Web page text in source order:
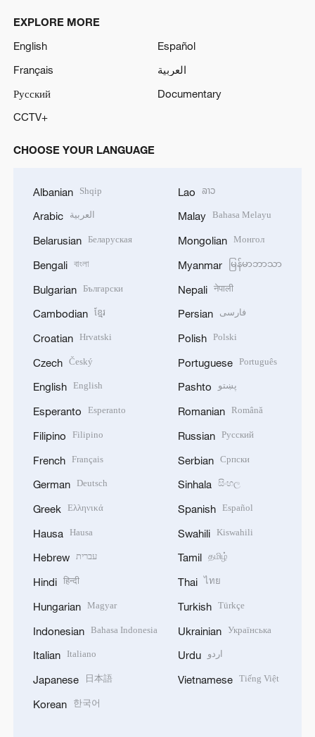
EXPLORE MORE
English
Español
Français
العربية
Русский
Documentary
CCTV+
CHOOSE YOUR LANGUAGE
Albanian Shqip
Arabic العربية
Belarusian Беларуская
Bengali বাংলা
Bulgarian Български
Cambodian ខ្មែរ
Croatian Hrvatski
Czech Český
English English
Esperanto Esperanto
Filipino Filipino
French Français
German Deutsch
Greek Ελληνικά
Hausa Hausa
Hebrew עברית
Hindi हिन्दी
Hungarian Magyar
Indonesian Bahasa Indonesia
Italian Italiano
Japanese 日本語
Korean 한국어
Lao ລາວ
Malay Bahasa Melayu
Mongolian Монгол
Myanmar မြန်မာဘာသာ
Nepali नेपाली
Persian فارسی
Polish Polski
Portuguese Português
Pashto پښتو
Romanian Română
Russian Русский
Serbian Српски
Sinhala සිංහල
Spanish Español
Swahili Kiswahili
Tamil தமிழ்
Thai ไทย
Turkish Türkçe
Ukrainian Українська
Urdu اردو
Vietnamese Tiếng Việt